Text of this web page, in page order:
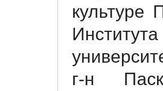
культуре
г-н